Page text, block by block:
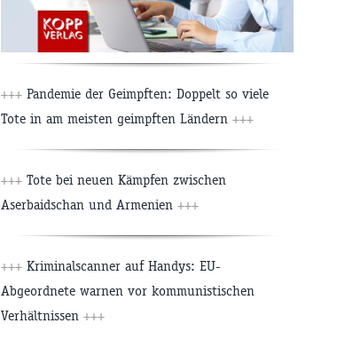
+++ Pandemie der Geimpften: Doppelt so viele
Tote in am meisten geimpften Ländern +++
+++ Tote bei neuen Kämpfen zwischen
Aserbaidschan und Armenien +++
+++ Kriminalscanner auf Handys: EU-
Abgeordnete warnen vor kommunistischen
Verhältnissen +++